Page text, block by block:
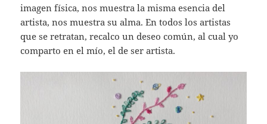
imagen física, nos muestra la misma esencia del
artista, nos muestra su alma. En todos los artistas
que se retratan, recalco un deseo común, al cual yo
comparto en el mío, el de ser artista.